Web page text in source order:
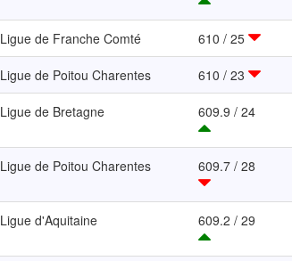
Ligue de Franche Comté 610 / 25
Ligue de Poitou Charentes 610 / 23
Ligue de Bretagne 609.9 / 24
Ligue de Poitou Charentes 609.7 / 28
Ligue d'Aquitaine 609.2 / 29